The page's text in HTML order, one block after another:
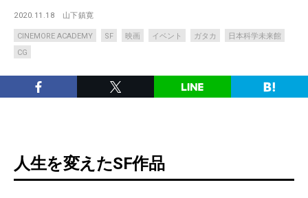
2020.11.18 山下鎮寛
CINEMORE ACADEMY SF 映画 イベント ガタカ
日本科学未来館
CG
人生を変えたSF作品